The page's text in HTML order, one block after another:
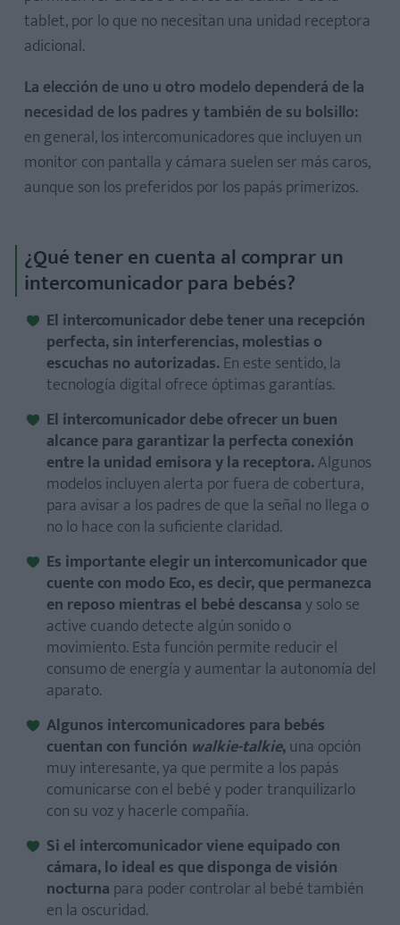
tablet, por lo que no necesitan una unidad receptora
adicional.
La elección de uno u otro modelo dependerá de la
necesidad de los padres y también de su bolsillo:
en general, los intercomunicadores que incluyen un
monitor con pantalla y cámara suelen ser más caros,
aunque son los preferidos por los papás primerizos.
¿Qué tener en cuenta al comprar un
intercomunicador para bebés?
El intercomunicador debe tener una recepción
perfecta, sin interferencias, molestias o
escuchas no autorizadas.En este sentido, la
tecnología digital ofrece óptimas garantías.
El intercomunicador debe ofrecer un buen
alcance para garantizar la perfecta conexión
entre la unidad emisora y la receptora.Algunos
modelos incluyen alerta por fuera de cobertura,
para avisar a los padres de que la señal no llega o
no lo hace con la suficiente claridad.
Es importante elegir un intercomunicador que
cuente con modo Eco, es decir, que permanezca
en reposo mientras el bebé descansay solo se
active cuando detecte algún sonido o
movimiento. Esta función permite reducir el
consumo de energía y aumentar la autonomía del
aparato.
Algunos intercomunicadores para bebés
cuentan con función walkie-talkie,una opción
muy interesante, ya que permite a los papás
comunicarse con el bebé y poder tranquilizarlo
con su voz y hacerle compañía.
Si el intercomunicador viene equipado con
cámara, lo ideal es que disponga de visión
nocturna para poder controlar al bebé también
en la oscuridad.